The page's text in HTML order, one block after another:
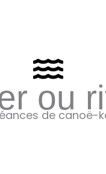
ou
de canoë-